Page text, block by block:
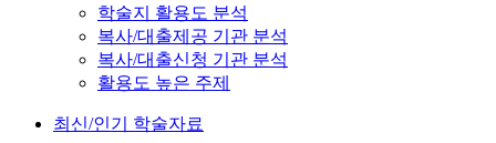
학술지 활용도 분석
복사/대출제공 기관 분석
복사/대출신청 기관 분석
활용도 높은 주제
최신/인기 학술자료